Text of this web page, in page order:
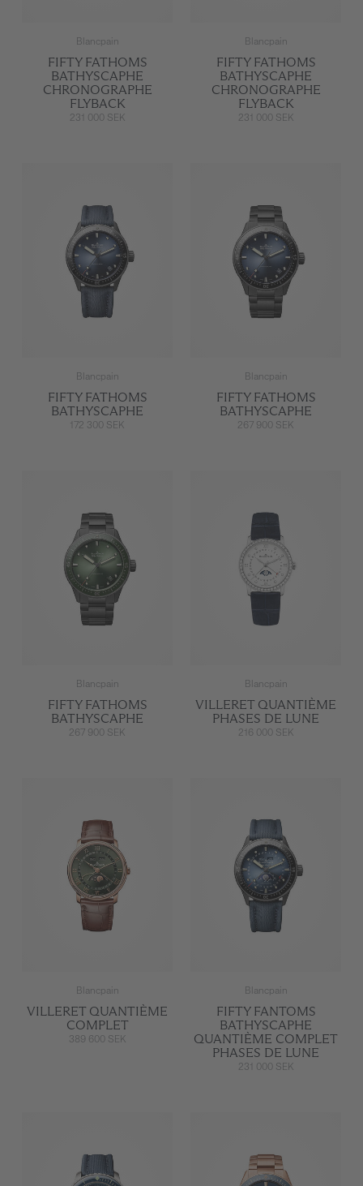
Blancpain
FIFTY FATHOMS
BATHYSCAPHE
CHRONOGRAPHE
FLYBACK
231 000 SEK
Blancpain
FIFTY FATHOMS
BATHYSCAPHE
CHRONOGRAPHE
FLYBACK
231 000 SEK
Blancpain
FIFTY FATHOMS
BATHYSCAPHE
172 300 SEK
Blancpain
FIFTY FATHOMS
BATHYSCAPHE
267 900 SEK
Blancpain
FIFTY FATHOMS
BATHYSCAPHE
267 900 SEK
Blancpain
VILLERET QUANTIÈME
PHASES DE LUNE
216 000 SEK
Blancpain
VILLERET QUANTIÈME
COMPLET
389 600 SEK
Blancpain
FIFTY FANTOMS
BATHYSCAPHE
QUANTIÈME COMPLET
PHASES DE LUNE
231 000 SEK